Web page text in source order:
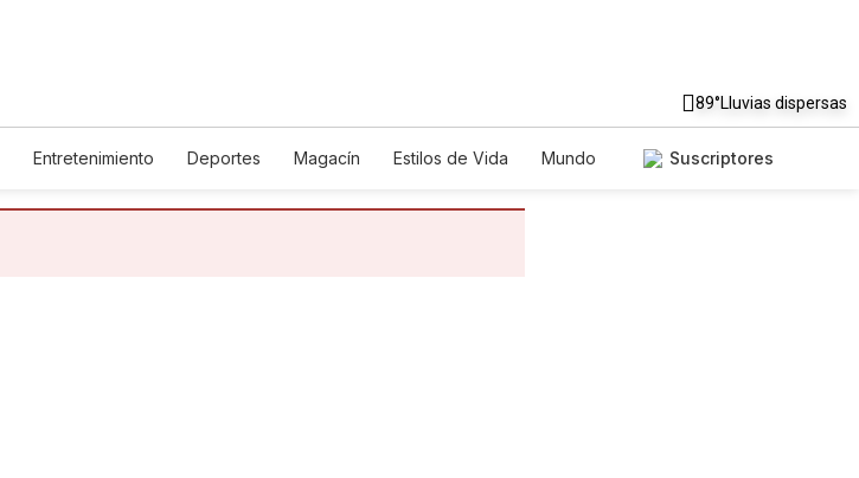
89°Lluvias dispersas
Entretenimiento Deportes Magacín Estilos de Vida
Mundo
Suscriptores